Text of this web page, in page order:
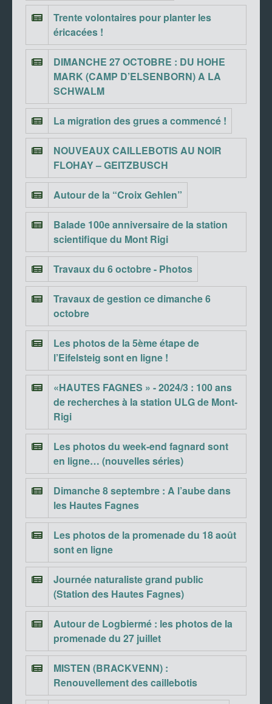
Trente volontaires pour planter les
éricacées !
DIMANCHE 27 OCTOBRE : DU HOHE
MARK (CAMP D’ELSENBORN) A LA
SCHWALM
La migration des grues a commencé !
NOUVEAUX CAILLEBOTIS AU NOIR
FLOHAY – GEITZBUSCH
Autour de la “Croix Gehlen”
Balade 100e anniversaire de la station
scientifique du Mont Rigi
Travaux du 6 octobre - Photos
Travaux de gestion ce dimanche 6
octobre
Les photos de la 5ème étape de
l’Eifelsteig sont en ligne !
«HAUTES FAGNES » - 2024/3 : 100 ans
de recherches à la station ULG de Mont-
Rigi
Les photos du week-end fagnard sont
en ligne… (nouvelles séries)
Dimanche 8 septembre : A l’aube dans
les Hautes Fagnes
Les photos de la promenade du 18 août
sont en ligne
Journée naturaliste grand public
(Station des Hautes Fagnes)
Autour de Logbiermé : les photos de la
promenade du 27 juillet
MISTEN (BRACKVENN) :
Renouvellement des caillebotis